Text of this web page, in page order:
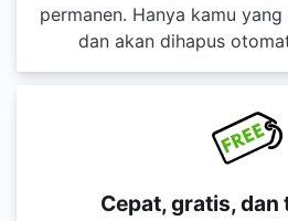
permanen. Hanya kamu
dan akan dihapus
Cepat, gratis, dan